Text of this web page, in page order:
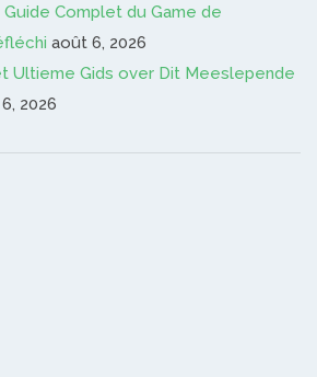
Guide Complet du Game de
août 6, 2026
Ultieme Gids over Dit Meeslepende
2026